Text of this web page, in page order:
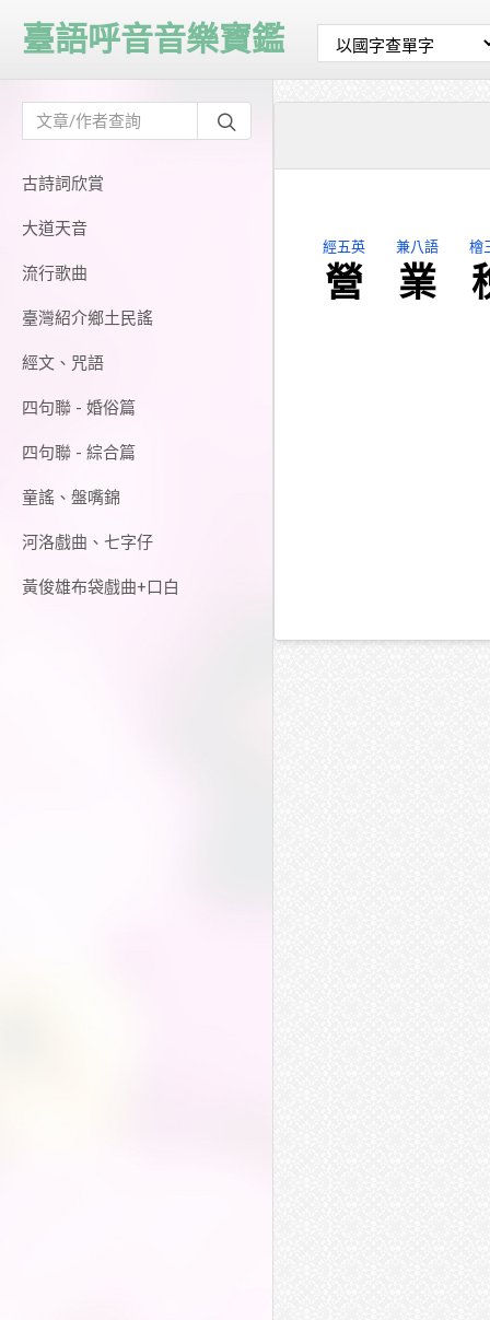
古詩詞欣賞
大道天音
流行歌曲
臺灣紹介鄉土民謠
經文、咒語
四句聯 - 婚俗篇
四句聯 - 綜合篇
童謠、盤嘴錦
河洛戲曲、七字仔
黃俊雄布袋戲曲+口白
臺語呼音音樂寶鑑
經五英
營
兼八語
業
檜